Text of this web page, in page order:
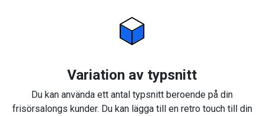
Variation av typsnitt
Du kan använda ett antal typsnitt beroende på din
frisörsalongs kunder. Du kan lägga till en retro touch till din